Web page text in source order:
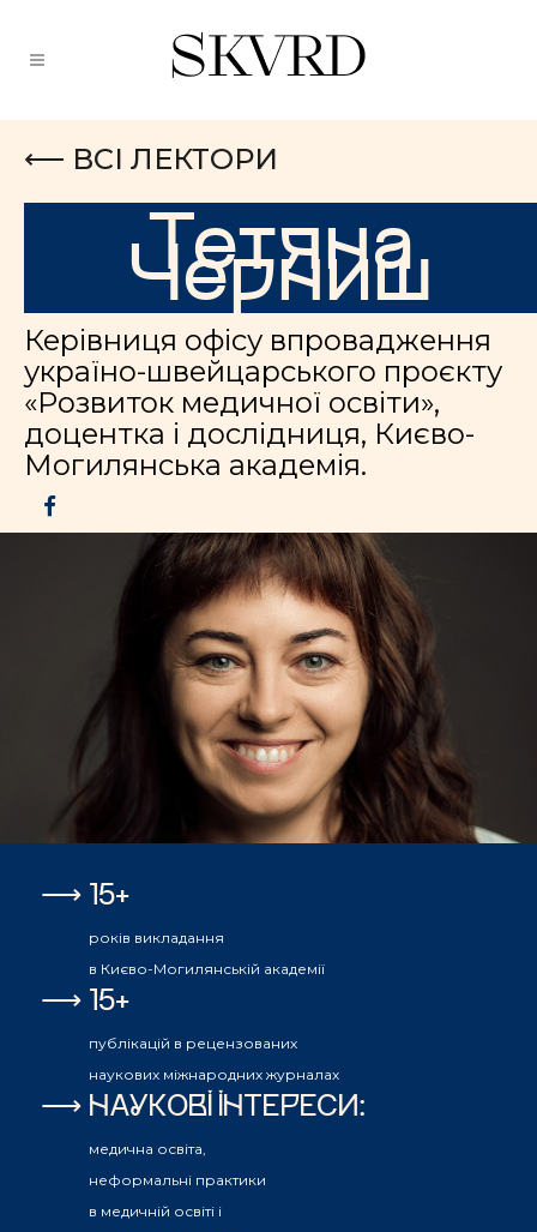
⟵ ВСІ ЛЕКТОРИ
Тетяна
Черниш
Керівниця офісу впровадження
україно-швейцарського проєкту
«Розвиток медичної освіти»,
доцентка і дослідниця, Києво-
Могилянська академія.
15+
років викладання
в Києво-Могилянській академії
15+
публікацій в рецензованих
наукових міжнародних журналах
НАУКОВІ ІНТЕРЕСИ:
медична освіта,
неформальні практики
в медичній освіті і